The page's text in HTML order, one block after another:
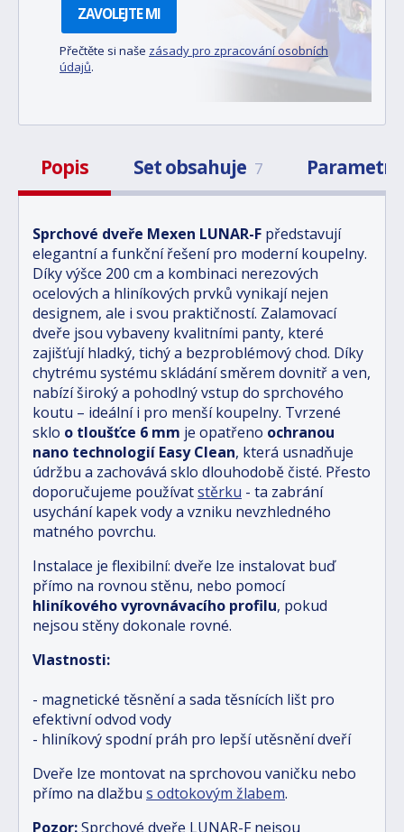
ZAVOLEJTE MI
Přečtěte si naše zásady pro zpracování osobních
údajů.
Popis Set obsahuje 7 Parametry
Sprchové dveře Mexen LUNAR-F představují
elegantní a funkční řešení pro moderní koupelny.
Díky výšce 200 cm a kombinaci nerezových
ocelových a hliníkových prvků vynikají nejen
designem, ale i svou praktičností. Zalamovací
dveře jsou vybaveny kvalitními panty, které
zajišťují hladký, tichý a bezproblémový chod. Díky
chytrému systému skládání směrem dovnitř a ven,
nabízí široký a pohodlný vstup do sprchového
koutu – ideální i pro menší koupelny. Tvrzené
sklo o tloušťce 6 mm je opatřeno ochranou
nano technologií Easy Clean, která usnadňuje
údržbu a zachovává sklo dlouhodobě čisté. Přesto
doporučujeme používatstěrku - ta zabrání
usychání kapek vody a vzniku nevzhledného
matného povrchu.
Instalace je flexibilní: dveře lze instalovat buď
přímo na rovnou stěnu, nebo pomocí
hliníkového vyrovnávacího profilu, pokud
nejsou stěny dokonale rovné.
Vlastnosti:
- magnetické těsnění a sada těsnících lišt pro
efektivní odvod vody
- hliníkový spodní práh pro lepší utěsnění dveří
Dveře lze montovat na sprchovou vaničku nebo
přímo na dlažbu s odtokovým žlabem.
Pozor:Sprchové dveře LUNAR-F nejsou